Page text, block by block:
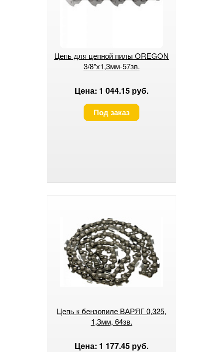
Цепь для цепной пилы OREGON
3/8"х1,3мм-57зв.
Цена: 1 044.15 руб.
Под заказ
Цепь к бензопиле ВАРЯГ 0,325,
1,3мм, 64зв.
Цена: 1 177.45 руб.